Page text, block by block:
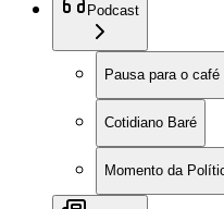
Podcast
Pausa para o café
Cotidiano Baré
Momento da